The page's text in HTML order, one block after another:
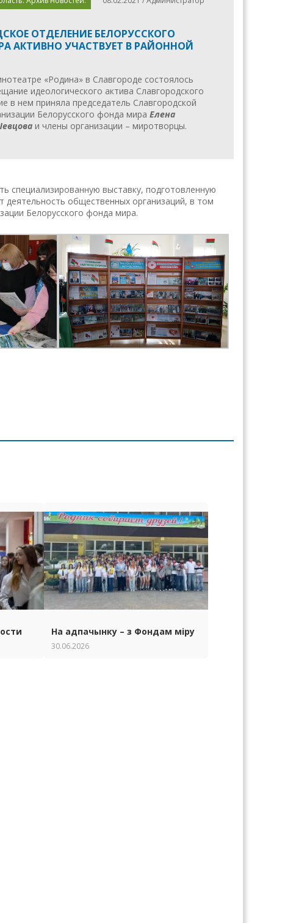
ОТДЕЛЕНИЕ БЕЛОРУССКОГО
АКТИВНО УЧАСТВУЕТ В РАЙОННОЙ
«Родина» в Славгороде состоялось
идеологического актива Славгородского
в нем приняла председатель Славгородской
Белорусского фонда мираЕлена
и члены организации – миротворцы.
специализированную выставку, подготовленную
общественных организаций, в том
Белорусского фонда мира.
На адпачынку – з Фондам міру
30.06.2026